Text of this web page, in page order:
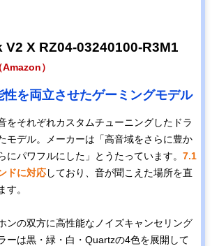
X RZ04-03240100-R3M1
）
性を両立させたゲーミングモデル
をそれぞれカスタムチューニングしたドラ
モデル。メーカーは「高音域をさらに豊か
にパワフルにした」とうたっています。 7.1
ドに対応しており、音が聞こえた場所を直
す。
ンの双方に高性能なノイズキャンセリング
ーは黒・緑・白・Quartzの4色を展開して